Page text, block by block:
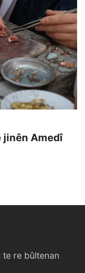
jinên Amedî
re bûltenan